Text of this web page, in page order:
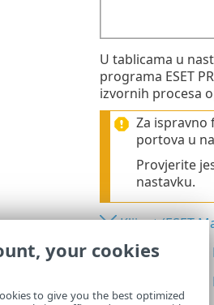
U tablicama u
programa ESET
izvornih procesa
Za ispravno
portova u
Provjerite
nastavku.
Klijent (ESET
Računalo
Računalo
your cookies
to give you the best optimized